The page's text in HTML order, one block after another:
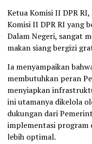
Ketua Komisi II DPR
Komisi II DPR RI yang
Dalam Negeri, sangat
makan siang bergizi
Ia menyampaikan
membutuhkan peran
menyiapkan
ini utamanya dikelola
dukungan dari
implementasi program
lebih optimal.